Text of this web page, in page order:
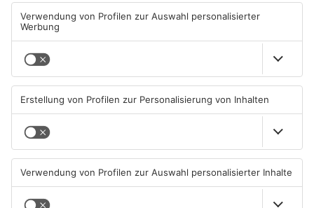
Sommerliche Temperaturen
01.08.2026, 21:20 UHR IN KREIS
MILTENBERG
Straße bei Windischbuchen
31.07.2026, 11:48 UHR IN KREIS